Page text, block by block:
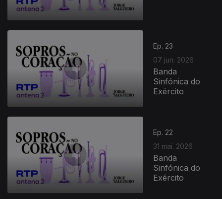
Ep. 23
07 jun. 2026
Banda
Sinfónica do
Exército
Ep. 22
31 mai. 2026
Banda
Sinfónica do
Exército